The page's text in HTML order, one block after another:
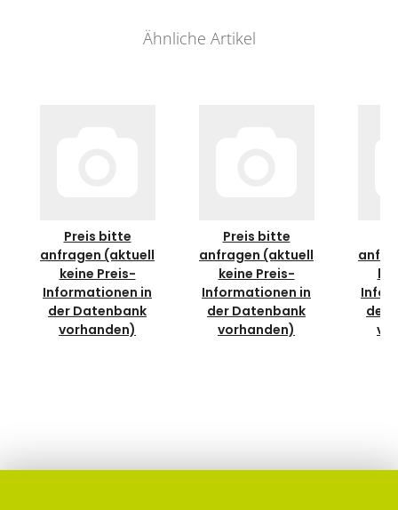
Ähnliche Artikel
Preis bitte
anfragen (aktuell
keine Preis-
Informationen in
der Datenbank
vorhanden)
Preis bitte
anfragen (aktuell
keine Preis-
Informationen in
der Datenbank
vorhanden)
der